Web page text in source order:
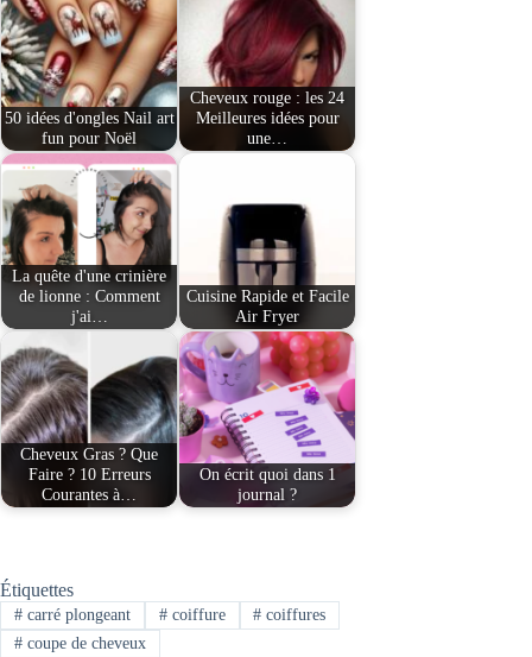
50 idées d'ongles Nail art
fun pour Noël
Cheveux rouge : les 24
Meilleures idées pour
une…
La quête d'une crinière
de lionne : Comment
j'ai…
Cuisine Rapide et Facile
Air Fryer
Cheveux Gras ? Que
Faire ? 10 Erreurs
Courantes à…
On écrit quoi dans 1
journal ?
Étiquettes
#carré plongeant #coiffure # coiffures
#coupe de cheveux